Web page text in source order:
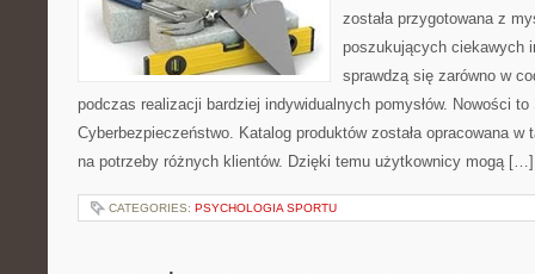
została przygotowana z
poszukujących ciekawych
sprawdzą się zarówno w
podczas realizacji bardziej indywidualnych pomysłów. Nowości
Cyberbezpieczeństwo. Katalog produktów została opracowana w
na potrzeby różnych klientów. Dzięki temu użytkownicy mogą […]
CATEGORIES: PSYCHOLOGIA SPORTU